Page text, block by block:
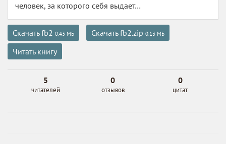
человек, за которого себя выдает…
Скачать fb2 0.43 МБ Скачать fb2.zip 0.13 МБ
Читать книгу
5
читателей
0
отзывов
0
цитат